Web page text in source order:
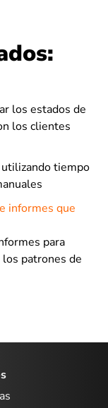
los estados de
los clientes
tiempo
informes que
para
patrones de